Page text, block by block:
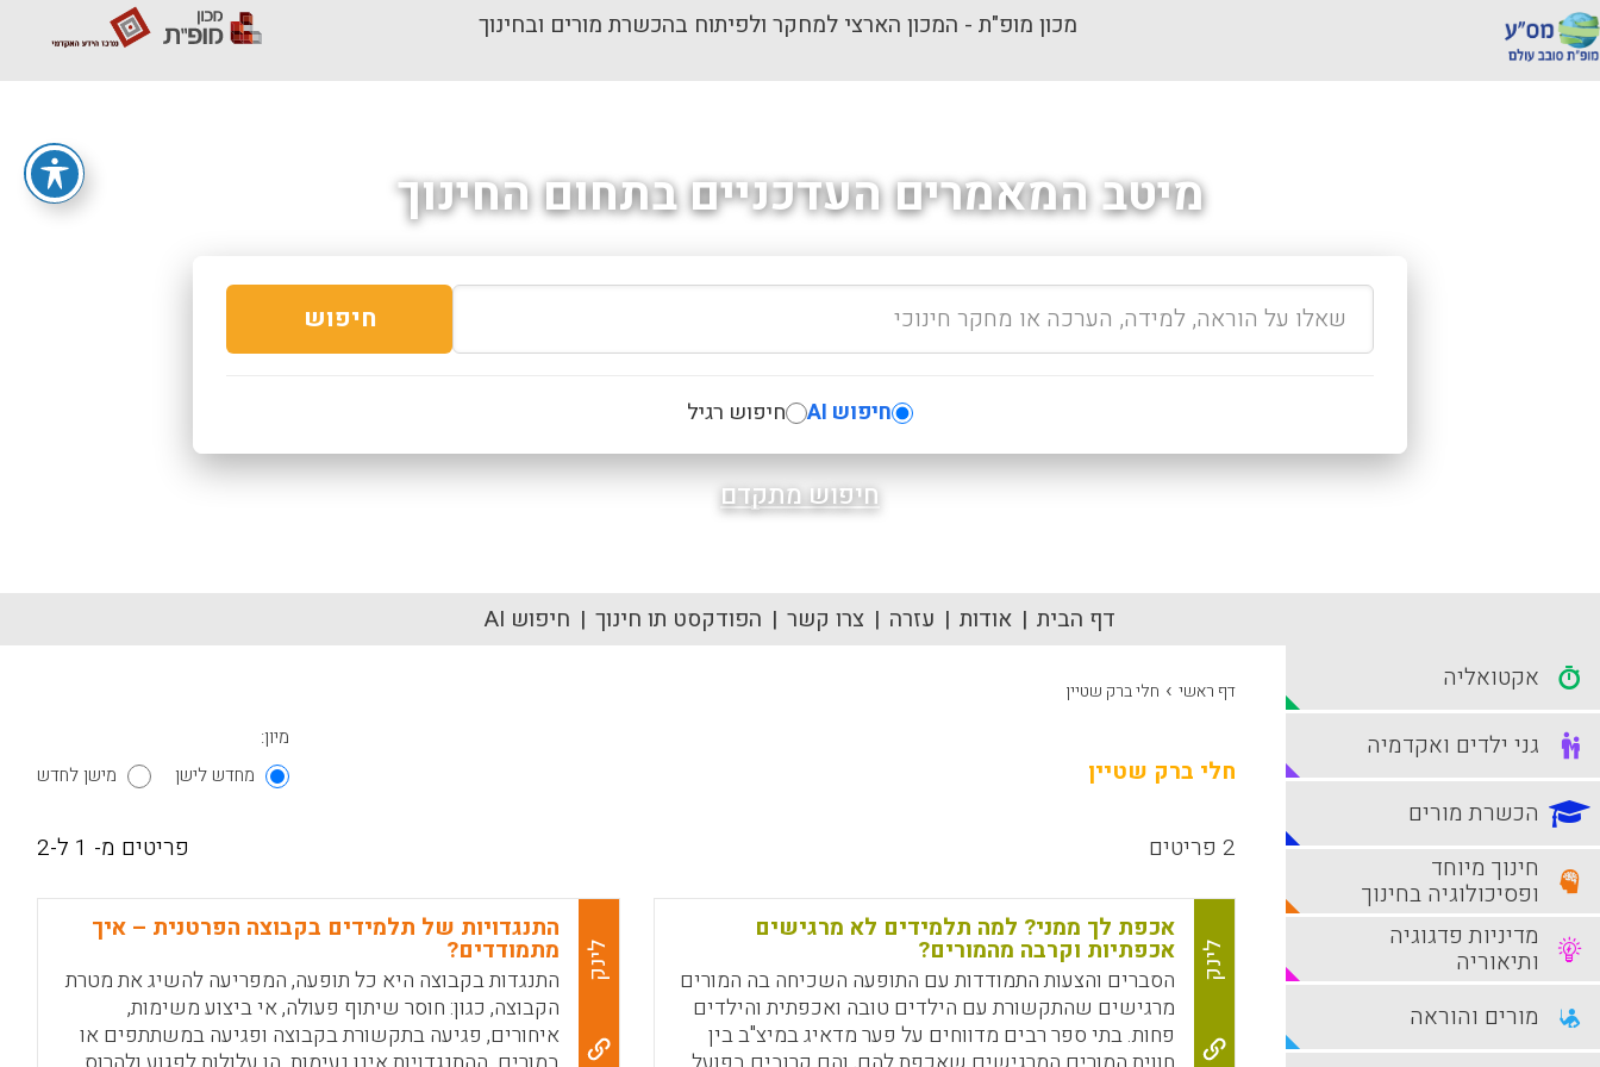
מכון מופ"ת - המכון הארצי למחקר ולפיתוח בהכשרת מורים ובחינוך
מיטב המאמרים העדכניים בתחום החינוך
חיפוש
חיפוש AI חיפוש רגיל
חיפוש מתקדם
דף הבית אודות עזרה צרו קשר הפודקסט תו חינוך חיפוש AI
דף ראשי › חלי ברק שטיין
חלי ברק שטיין
מיון:
מחדש לישן
מישן לחדש
2 פריטים פריטים מ- 1 ל-2
לינק
אכפת לך ממני? למה תלמידים לא מרגישים
אכפתיות וקרבה מהמורים?
הסברים והצעות התמודדות עם התופעה השכיחה בה המורים
מרגישים שהתקשורת עם הילדים טובה ואכפתית והילדים
פחות. בתי ספר רבים מדווחים על פער מדאיג במיצ"ב בין
לינק
התנגדויות של תלמידים בקבוצה הפרטנית – איך
מתמודדים?
התנגדות בקבוצה היא כל תופעה, המפריעה להשיג את מטרת
הקבוצה, כגון: חוסר שיתוף פעולה, אי ביצוע משימות,
איחורים, פגיעה בתקשורת בקבוצה ופגיעה במשתתפים או
אקטואליה
גני ילדים ואקדמיה
הכשרת מורים
חינוך מיוחד
ופסיכולוגיה בחינוך
מדיניות פדגוגיה
ותיאוריה
מורים והוראה